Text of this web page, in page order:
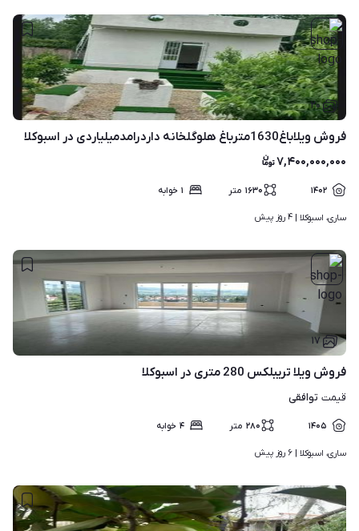
۲۰
فروش ویلاباغ1630مترباغ هلوگلخانه داردرامدمیلیاردی در اسبوکلا
۷,۴۰۰,۰۰۰,۰۰۰
۱۴۰۲ ۱۶۳۰ متر ۱ خوابه
ساری، اسبوکلا | ۴ روز پیش
۱۷
فروش ویلا تریبلکس 280 متری در اسبوکلا
قیمت توافقی
۱۴۰۵ ۲۸۰ متر ۴ خوابه
ساری، اسبوکلا | ۶ روز پیش